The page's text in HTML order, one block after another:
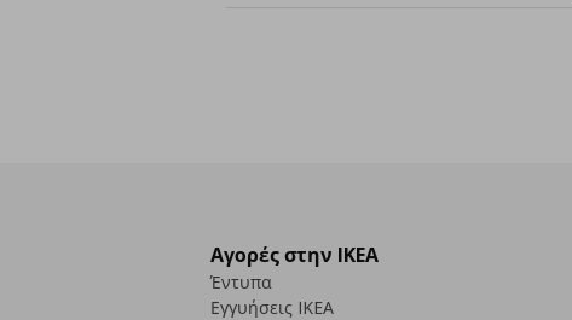
Αγορές στην IKEA
Έντυπα
Εγγυήσεις IKEA